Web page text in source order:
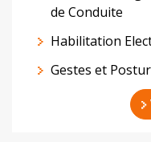
de Conduite
Habilitation
Gestes et